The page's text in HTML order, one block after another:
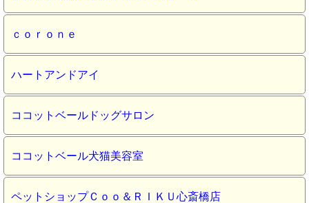
ｃｏｒｏｎｅ
ハートアンドアイ
ココットベールドッグサロン
ココットベール犬猫美容室
ペットショップＣｏｏ＆ＲＩＫＵ心斎橋店